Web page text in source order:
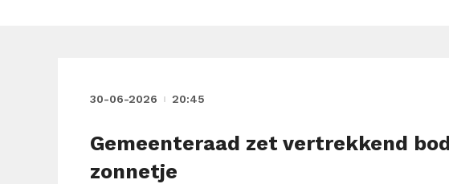
30-06-2026 20:45
Gemeenteraad zet vertrekkend
zonnetje